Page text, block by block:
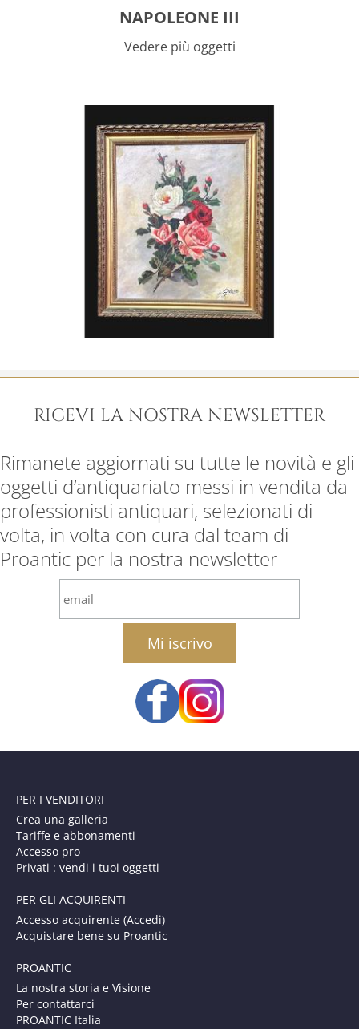
NAPOLEONE III
Vedere più oggetti
RICEVI LA NOSTRA NEWSLETTER
Rimanete aggiornati su tutte le novità e gli
oggetti d’antiquariato messi in vendita da
professionisti antiquari, selezionati di
volta, in volta con cura dal team di
Proantic per la nostra newsletter
email
PER I VENDITORI
Crea una galleria
Tariffe e abbonamenti
Accesso pro
Privati : vendi i tuoi oggetti
PER GLI ACQUIRENTI
Accesso acquirente (Accedi)
Acquistare bene su Proantic
PROANTIC
La nostra storia e Visione
Per contattarci
PROANTIC Italia